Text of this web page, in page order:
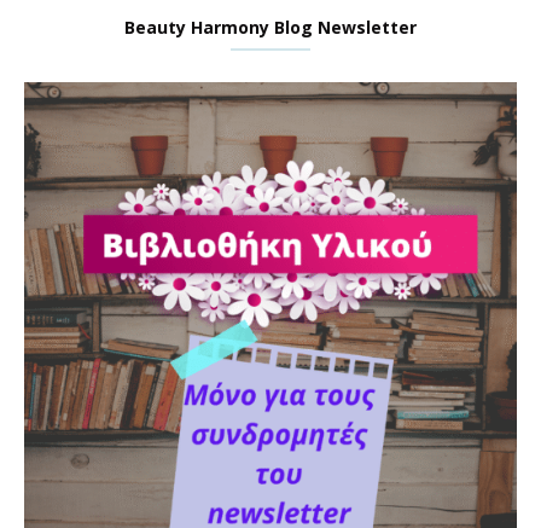
Beauty Harmony Blog Newsletter